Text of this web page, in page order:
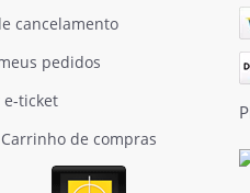
cancelamento
pedidos
ticket
de compras